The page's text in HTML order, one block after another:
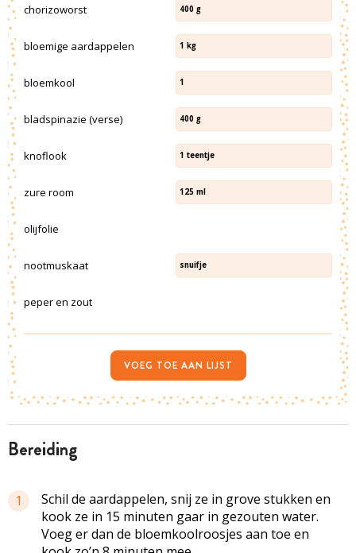
bereiding
1
Schil de aardappelen, snij ze in grove stukken en
kook ze in 15 minuten gaar in gezouten water.
Voeg er dan de bloemkoolroosjes aan toe en
chorizoworst 400 g
bloemige aardappelen 1 kg
bloemkool 1
bladspinazie (verse) 400 g
knoflook 1 teentje
zure room 125 ml
olijfolie
nootmuskaat snuifje
peper en zout
VOEG TOE AAN LIJST